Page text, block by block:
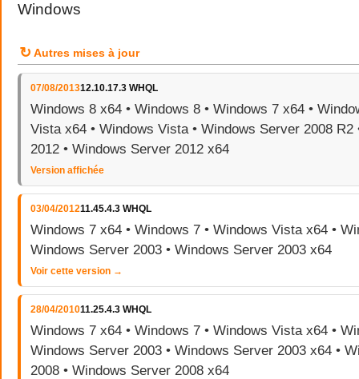
Windows
↻ Autres mises à jour
07/08/201312.10.17.3 WHQL
Windows 8 x64 • Windows 8 • Windows 7 x64 •
Vista x64 • Windows Vista • Windows Server 2008 R2
2012 • Windows Server 2012 x64
Version affichée
03/04/201211.45.4.3 WHQL
Windows 7 x64 • Windows 7 • Windows Vista x64 •
Windows Server 2003 • Windows Server 2003 x64
Voir cette version →
28/04/201011.25.4.3 WHQL
Windows 7 x64 • Windows 7 • Windows Vista x64 •
Windows Server 2003 • Windows Server 2003 x64 •
2008 • Windows Server 2008 x64